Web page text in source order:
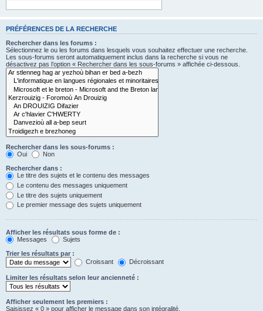
PRÉFÉRENCES DE LA RECHERCHE
Rechercher dans les forums :
Sélectionnez le ou les forums dans lesquels vous souhaitez effectuer une recherche.
Les sous-forums seront automatiquement inclus dans la recherche si vous ne
désactivez pas l’option « Rechercher dans les sous-forums » affichée ci-dessous.
Rechercher dans les sous-forums :
Oui
Non
Rechercher dans :
Le titre des sujets et le contenu des messages
Le contenu des messages uniquement
Le titre des sujets uniquement
Le premier message des sujets uniquement
Afficher les résultats sous forme de :
Messages
Sujets
Trier les résultats par :
Croissant
Décroissant
Limiter les résultats selon leur ancienneté :
Afficher seulement les premiers :
Saisissez « 0 » pour afficher le message dans son intégralité.